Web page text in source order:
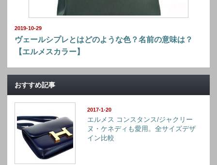
2019-10-29
ヴェールシプレとはどのような色？名前の意味は？
【エルメスカラー】
おすすめ記事
2017-1-20
エルメス コンスタンス/ジャクリー
ヌ・ケネディも愛用。全サイズデザ
イン比較